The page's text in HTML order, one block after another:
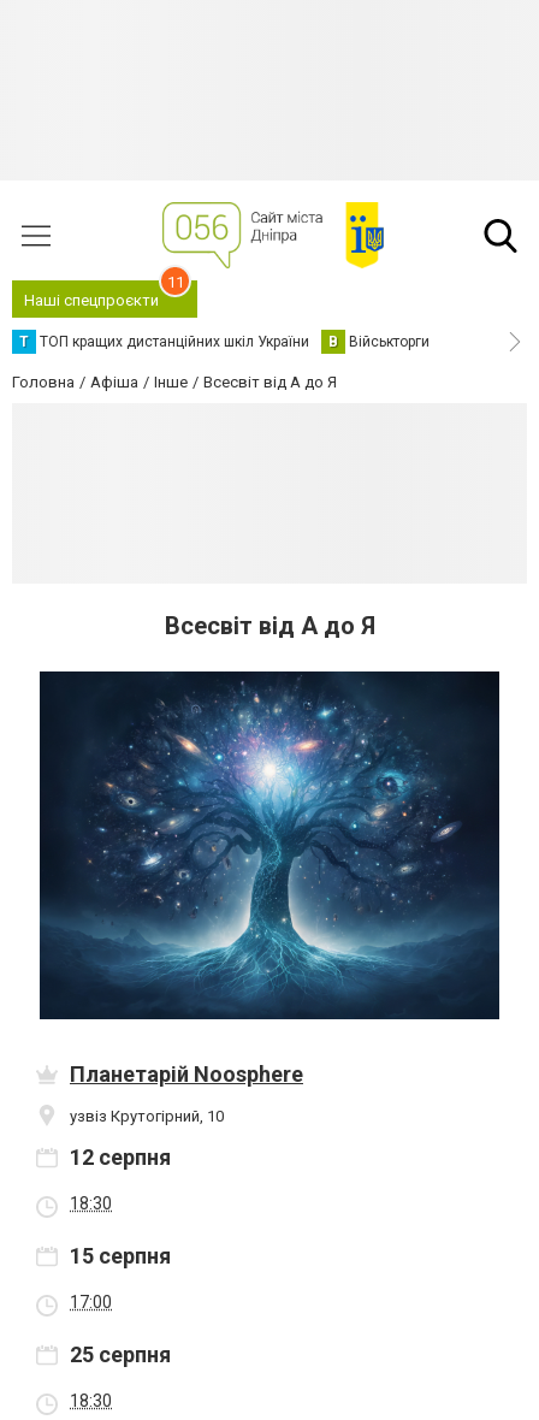
Наші спецпроєкти
11
Т ТОП кращих дистанційних шкіл України В Військторги
Головна Афіша Інше Всесвіт від А до Я
Всесвіт від А до Я
Планетарій Noosphere
узвіз Крутогірний, 10
12 серпня
18:30
15 серпня
17:00
25 серпня
18:30